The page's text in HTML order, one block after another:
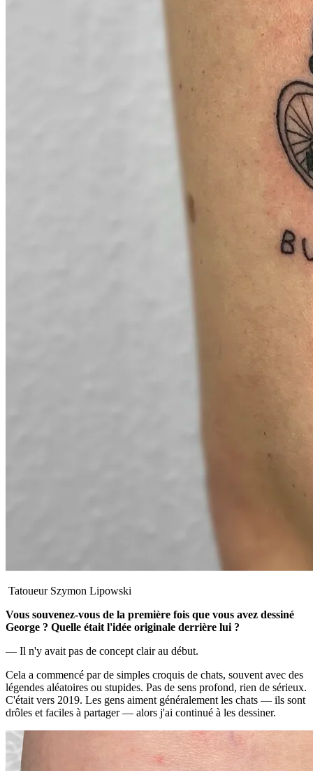
Tatoueur Szymon Lipowski
Vous souvenez-vous de la première fois que vous avez dessiné
George ? Quelle était l'idée originale derrière lui ?
— Il n'y avait pas de concept clair au début.
Cela a commencé par de simples croquis de chats, souvent avec des
légendes aléatoires ou stupides. Pas de sens profond, rien de sérieux.
C'était vers 2019. Les gens aiment généralement les chats — ils sont
drôles et faciles à partager — alors j'ai continué à les dessiner.